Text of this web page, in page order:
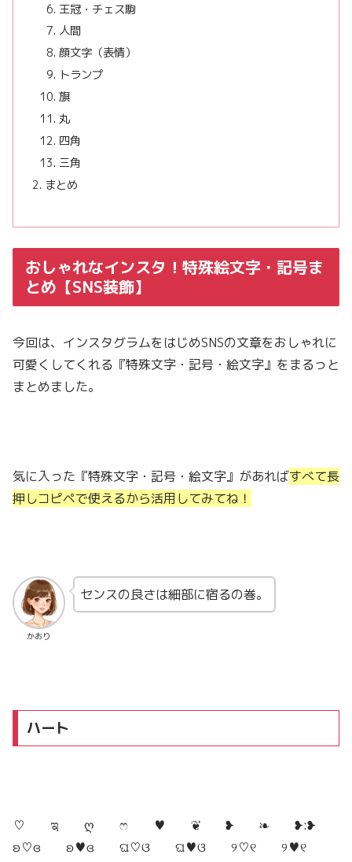
王冠・チェス駒
人間
顔文字（表情）
トランプ
旗
丸
四角
三角
まとめ
おしゃれなインスタ！特殊絵文字・記号ま
とめ【SNS装飾】
今回は、インスタグラムをはじめSNSの文章をおしゃれに
可愛くしてくれる『特殊文字・記号・絵文字』をまるっと
まとめました。
気に入った『特殊文字・記号・絵文字』があればすべて長
押しコピペで使えるから活用してみてね！
かおり
センスの良さは細部に宿るの巻。
ハート
♡ ಇ ღ ෆ ♥ ❦ ❥ ❧ ❥︎:❥︎
ʚ♡ɞ ʚ♥ɞ ଘ♡ଓ ଘ♥ଓ ୨♡୧ ୨♥୧